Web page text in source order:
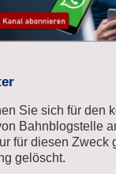
Sie sich für den
Bahnblogstelle
für diesen Zweck
gelöscht.